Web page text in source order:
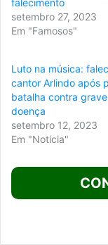
falecimento
setembro 27, 2023
Em "Famosos"
Luto na música:
cantor Arlindo após
batalha contra grave
doença
setembro 12, 2023
Em "Noticia"